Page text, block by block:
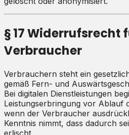
§ 17 Widerrufsrecht
Verbraucher
Verbrauchern steht ein
gemäß Fern- und
Bei digitalen Dienstleistungen
Leistungserbringung vor Ablauf
wenn der Verbraucher
Kenntnis nimmt, dass dadurch
erlischt.